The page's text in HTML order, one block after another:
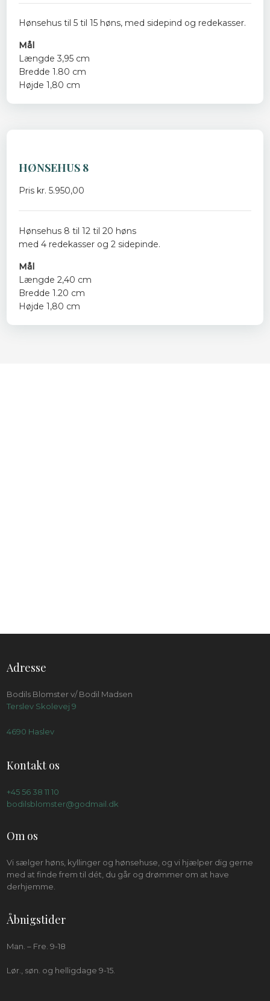
Hønsehus til 5 til 15 høns, med sidepind og redekasser.
Mål
Længde 3,95 cm
Bredde 1.80 cm
Højde 1,80 cm
HØNSEHUS 8
Pris kr. 5.950,00
Hønsehus 8 til 12 til 20 høns
med 4 redekasser og 2 sidepinde.
Mål
Længde 2,40 cm
Bredde 1.20 cm
Højde 1,80 cm
Adresse
Bodils Blomster v/ Bodil Madsen
Terslev Skolevej 9
4690 Haslev
Kontakt os
+45 56 38 11 10
bodilsblomster@godmail.dk
Om os
Vi sælger høns, kyllinger og hønsehuse, og vi hjælper dig gerne
med at finde frem til dét, du går og drømmer om at have
derhjemme.
Åbnigstider
Man. – Fre. 9-18​
Lør., søn. og helligdage 9-15.